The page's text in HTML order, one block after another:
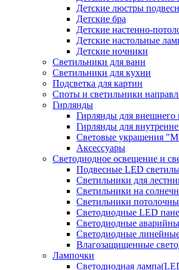
Детские люстры
Детские бра
Детские настенно-
Детские настольные
Детские ночники
Светильники для ванн
Светильники для кухни
Подсветка для картин
Споты и светильники
Гирлянды
Гирлянды для внешнего
Гирлянды для
Световые украшения
Аксессуары
Светодиодное освещение и
Подвесные LED
Светильники для
Светильники на
Светильники
Светодиодные LED
Светодиодные
Светодиодные
Влагозащищенные
Лампочки
Светодиодная